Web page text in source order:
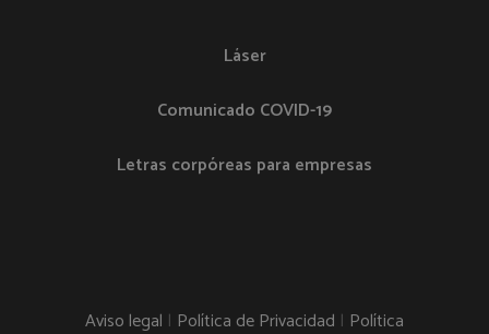
Láser
Comunicado COVID-19
Letras corpóreas para empresas
Aviso legal | Política de Privacidad | Política